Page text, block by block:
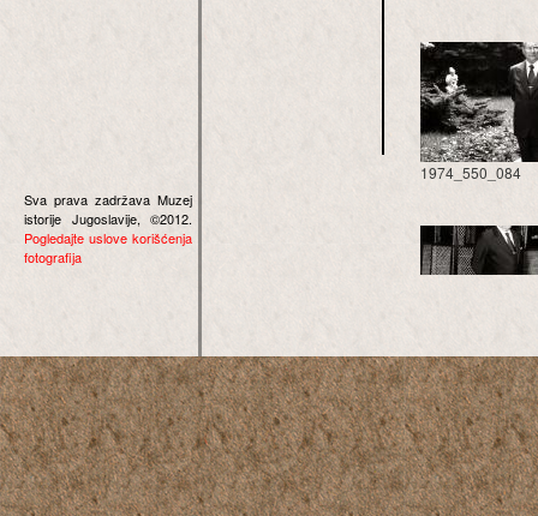
Sva prava zadržava Muzej
istorije Jugoslavije, ©2012.
Pogledajte uslove korišćenja
fotografija
1974_550_084
1974_550_087